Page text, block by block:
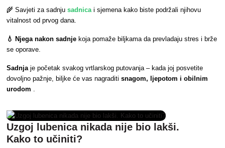
🌾 Savjeti za sadnjusadnica i sjemena kako biste podržali njihovu
vitalnost od prvog dana.
💧 Njega nakon sadnje koja pomaže biljkama da prevladaju stres i brže
se oporave.
Sadnja je početak svakog vrtlarskog putovanja – kada joj posvetite
dovoljno pažnje, biljke će vas nagraditisnagom, ljepotom i obilnim
urodom
Uzgoj lubenica nikada nije bio lakši.
Kako to učiniti?